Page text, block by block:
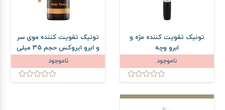
تونیک تقویت کننده مژه و
ابرو وچه
ناموجود
تونیک تقویت کننده موی سر
و ابرو ایروکس حجم 35 میلی
لیتر
ناموجود